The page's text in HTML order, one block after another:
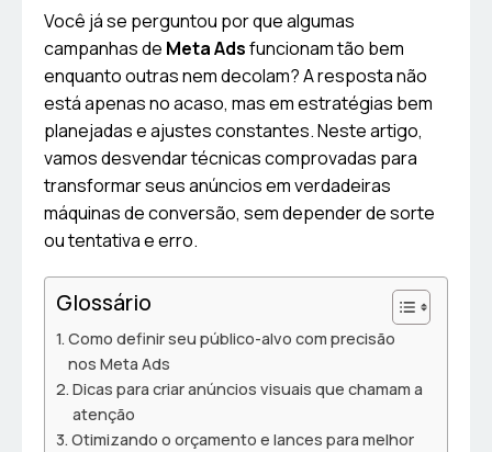
Você já se perguntou por que algumas
campanhas de Meta Adsfuncionam tão bem
enquanto outras nem decolam? A resposta não
está apenas no acaso, mas em estratégias bem
planejadas e ajustes constantes. Neste artigo,
vamos desvendar técnicas comprovadas para
transformar seus anúncios em verdadeiras
máquinas de conversão, sem depender de sorte
ou tentativa e erro.
Glossário
Como definir seu público-alvo com precisão
nos Meta Ads
Dicas para criar anúncios visuais que chamam a
atenção
Otimizando o orçamento e lances para melhor